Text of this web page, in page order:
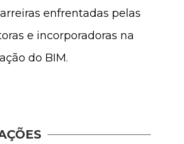
enfrentadas pelas
e incorporadoras na
do BIM.